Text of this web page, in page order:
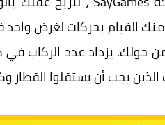
القيام بحركات لغرض
حولك. يزداد عدد الركاب
يجب أن يستقلوا القطار